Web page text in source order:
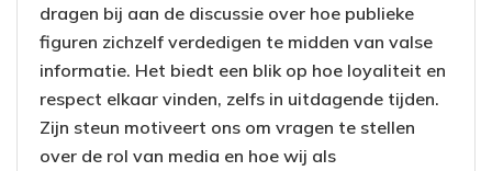
dragen bij aan de discussie over hoe publieke
figuren zichzelf verdedigen te midden van valse
informatie. Het biedt een blik op hoe loyaliteit en
respect elkaar vinden, zelfs in uitdagende tijden.
Zijn steun motiveert ons om vragen te stellen
over de rol van media en hoe wij als